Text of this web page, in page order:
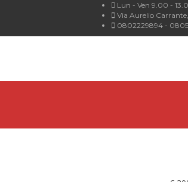
Lun - Ven 9.00 -
Via Aurelio
0802229894 -